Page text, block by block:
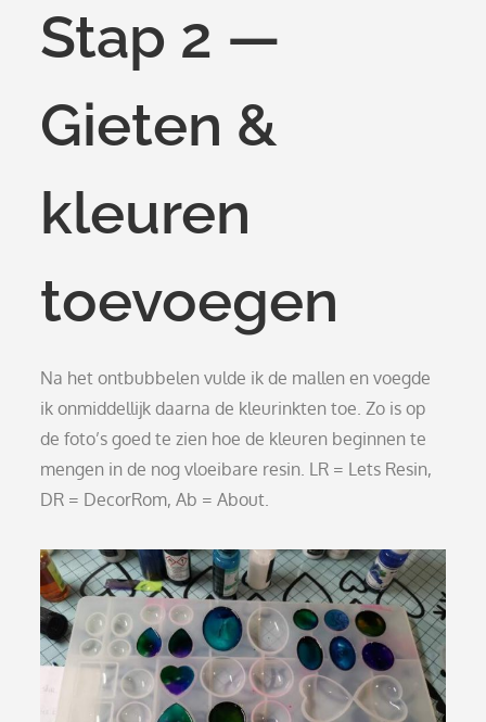
Stap 2 —
Gieten &
kleuren
toevoegen
Na het ontbubbelen vulde ik de mallen en voegde
ik onmiddellijk daarna de kleurinkten toe. Zo is op
de foto’s goed te zien hoe de kleuren beginnen te
mengen in de nog vloeibare resin. LR = Lets Resin,
DR = DecorRom, Ab = About.